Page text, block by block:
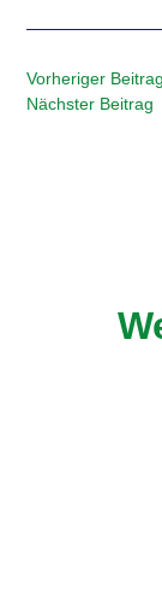
Vorheriger Beitrag
Nächster Beitrag